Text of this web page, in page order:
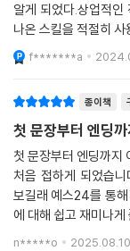
하게 짚어준다. 여기
설정을 체계적으로 정
릿도 수록했다.
이 같은 창작 테크닉은
인트만을 압축해서 이
장 넘기다 보면 자연
것이다.
알게 되었다.상업적
나온 스킬을 적절히
생각이 들었고, 그래
f*******a
종이책
첫 문장부터 엔딩까
첫 문장부터 엔딩까지
처음 접하게 되었습
보길래 예스24를 통해
에 대해 쉽고 재미나
n*****o